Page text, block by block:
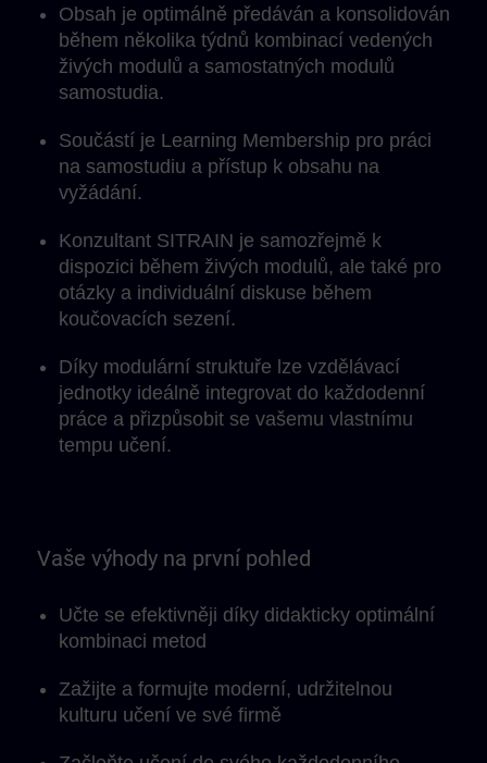
Obsah je optimálně předáván a konsolidován
během několika týdnů kombinací vedených
živých modulů a samostatných modulů
samostudia.
Součástí je Learning Membership pro práci
na samostudiu a přístup k obsahu na
vyžádání.
Konzultant SITRAIN je samozřejmě k
dispozici během živých modulů, ale také pro
otázky a individuální diskuse během
koučovacích sezení.
Díky modulární struktuře lze vzdělávací
jednotky ideálně integrovat do každodenní
práce a přizpůsobit se vašemu vlastnímu
tempu učení.
Vaše výhody na první pohled
Učte se efektivněji díky didakticky optimální
kombinaci metod
Zažijte a formujte moderní, udržitelnou
kulturu učení ve své firmě